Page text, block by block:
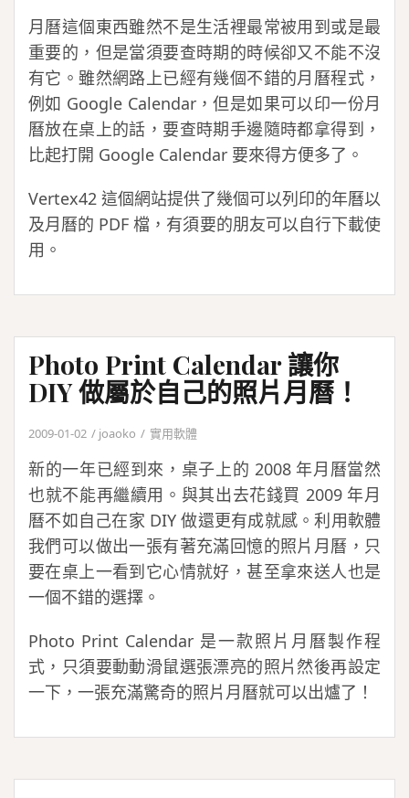
月曆這個東西雖然不是生活裡最常被用到或是最
重要的，但是當須要查時期的時候卻又不能不沒
有它。雖然網路上已經有幾個不錯的月曆程式，
例如 Google Calendar，但是如果可以印一份月
曆放在桌上的話，要查時期手邊隨時都拿得到，
比起打開 Google Calendar 要來得方便多了。
Vertex42 這個網站提供了幾個可以列印的年曆以
及月曆的 PDF 檔，有須要的朋友可以自行下載使
用。
Photo Print Calendar 讓你
DIY 做屬於自己的照片月曆！
2009-01-02 joaoko 實用軟體
新的一年已經到來，桌子上的 2008 年月曆當然
也就不能再繼續用。與其出去花錢買 2009 年月
曆不如自己在家 DIY 做還更有成就感。利用軟體
我們可以做出一張有著充滿回憶的照片月曆，只
要在桌上一看到它心情就好，甚至拿來送人也是
一個不錯的選擇。
Photo Print Calendar 是一款照片月曆製作程
式，只須要動動滑鼠選張漂亮的照片然後再設定
一下，一張充滿驚奇的照片月曆就可以出爐了！